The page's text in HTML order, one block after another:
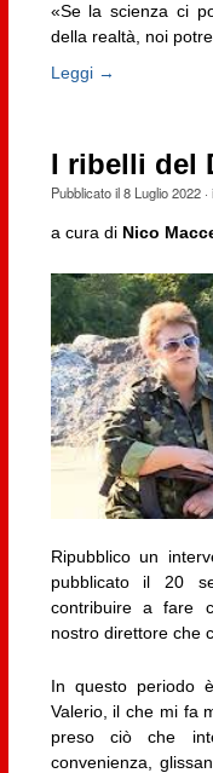
«Se la scienza ci
della realtà, noi
Leggi →
I ribelli del
Pubblicato il8 Luglio 2022·
a cura di Nico
Ripubblico un
pubblicato il 20
contribuire a fare
nostro direttore che
In questo periodo
Valerio, il che mi fa
preso ciò che
convenienza,